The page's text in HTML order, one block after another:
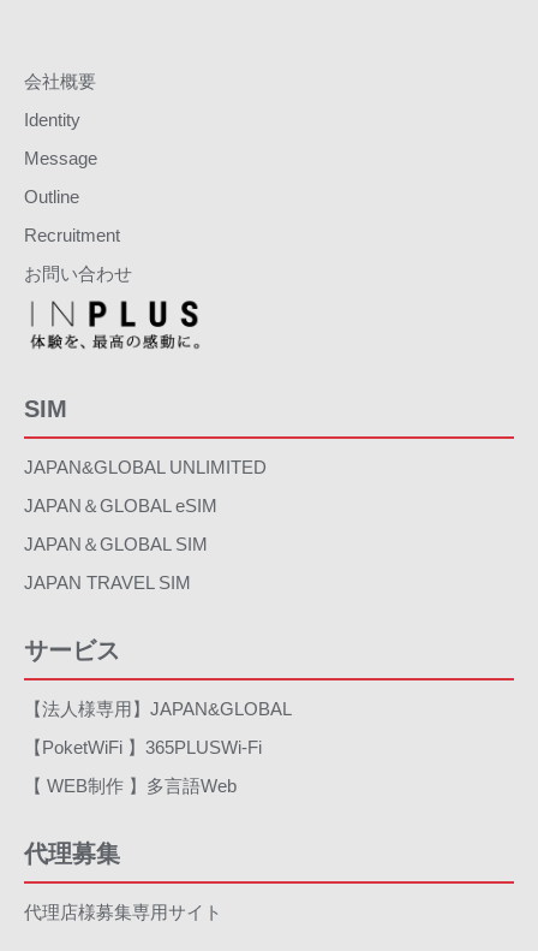
会社概要
Identity
Message
Outline
Recruitment
お問い合わせ
SIM
JAPAN&GLOBAL UNLIMITED
JAPAN＆GLOBAL eSIM
JAPAN＆GLOBAL SIM
JAPAN TRAVEL SIM
サービス
【法人様専用】JAPAN&GLOBAL
【PoketWiFi 】365PLUSWi-Fi
【 WEB制作 】多言語Web
代理募集
代理店様募集専用サイト